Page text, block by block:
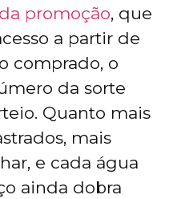
promoção, que
a partir de
comprado, o
da sorte
Quanto mais
mais
e cada água
ainda dobra